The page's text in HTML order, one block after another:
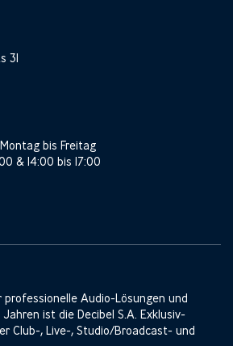
31
bis Freitag
& 14:00 bis 17:00
Audio-Lösungen und
ist die Decibel S.A. Exklusiv-
Club-, Live-, Studio/Broadcast- und